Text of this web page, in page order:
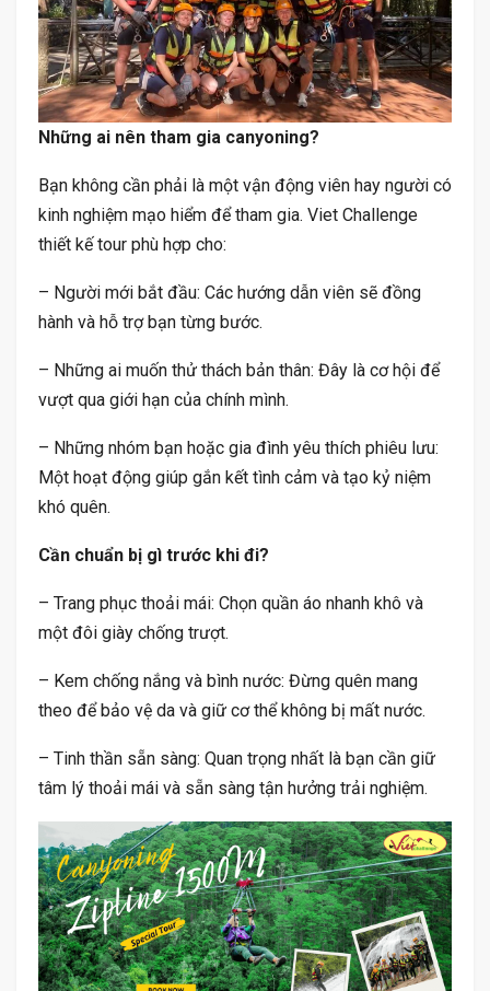
Những ai nên tham gia canyoning?
Bạn không cần phải là một vận động viên hay người có
kinh nghiệm mạo hiểm để tham gia. Viet Challenge
thiết kế tour phù hợp cho:
– Người mới bắt đầu: Các hướng dẫn viên sẽ đồng
hành và hỗ trợ bạn từng bước.
– Những ai muốn thử thách bản thân: Đây là cơ hội để
vượt qua giới hạn của chính mình.
– Những nhóm bạn hoặc gia đình yêu thích phiêu lưu:
Một hoạt động giúp gắn kết tình cảm và tạo kỷ niệm
khó quên.
Cần chuẩn bị gì trước khi đi?
– Trang phục thoải mái: Chọn quần áo nhanh khô và
một đôi giày chống trượt.
– Kem chống nắng và bình nước: Đừng quên mang
theo để bảo vệ da và giữ cơ thể không bị mất nước.
– Tinh thần sẵn sàng: Quan trọng nhất là bạn cần giữ
tâm lý thoải mái và sẵn sàng tận hưởng trải nghiệm.